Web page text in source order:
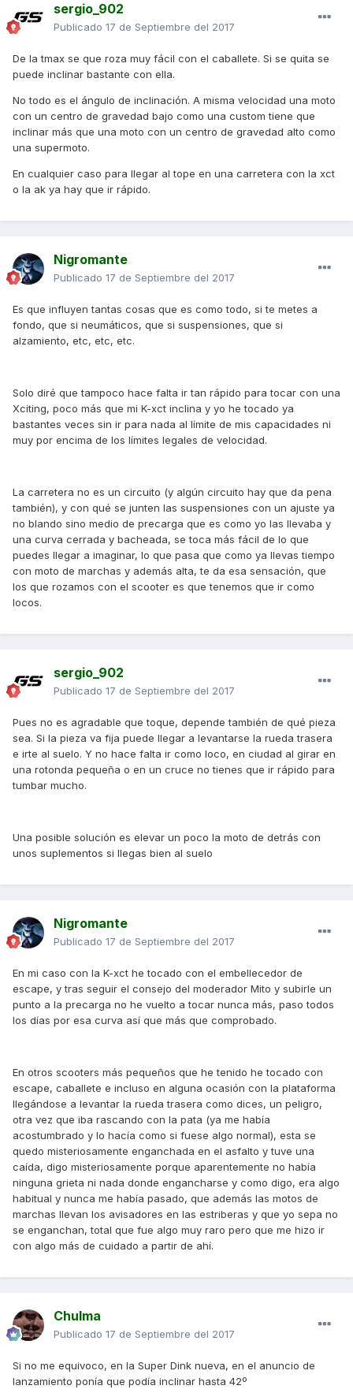
sergio_902
Publicado 17 de Septiembre del 2017
De la tmax se que roza muy fácil con el caballete. Si se quita se
puede inclinar bastante con ella.
No todo es el ángulo de inclinación. A misma velocidad una moto
con un centro de gravedad bajo como una custom tiene que
inclinar más que una moto con un centro de gravedad alto como
una supermoto.
En cualquier caso para llegar al tope en una carretera con la xct
o la ak ya hay que ir rápido.
Nigromante
Publicado 17 de Septiembre del 2017
Es que influyen tantas cosas que es como todo, si te metes a
fondo, que si neumáticos, que si suspensiones, que si
alzamiento, etc, etc, etc.
Solo diré que tampoco hace falta ir tan rápido para tocar con una
Xciting, poco más que mi K-xct inclina y yo he tocado ya
bastantes veces sin ir para nada al límite de mis capacidades ni
muy por encima de los límites legales de velocidad.
La carretera no es un circuito (y algún circuito hay que da pena
también), y con qué se junten las suspensiones con un ajuste ya
no blando sino medio de precarga que es como yo las llevaba y
una curva cerrada y bacheada, se toca más fácil de lo que
puedes llegar a imaginar, lo que pasa que como ya llevas tiempo
con moto de marchas y además alta, te da esa sensación, que
los que rozamos con el scooter es que tenemos que ir como
locos.
sergio_902
Publicado 17 de Septiembre del 2017
Pues no es agradable que toque, depende también de qué pieza
sea. Si la pieza va fija puede llegar a levantarse la rueda trasera
e irte al suelo. Y no hace falta ir como loco, en ciudad al girar en
una rotonda pequeña o en un cruce no tienes que ir rápido para
tumbar mucho.
Una posible solución es elevar un poco la moto de detrás con
unos suplementos si llegas bien al suelo
Nigromante
Publicado 17 de Septiembre del 2017
En mi caso con la K-xct he tocado con el embellecedor de
escape, y tras seguir el consejo del moderador Mito y subirle un
punto a la precarga no he vuelto a tocar nunca más, paso todos
los días por esa curva así que más que comprobado.
En otros scooters más pequeños que he tenido he tocado con
escape, caballete e incluso en alguna ocasión con la plataforma
llegándose a levantar la rueda trasera como dices, un peligro,
otra vez que iba rascando con la pata (ya me había
acostumbrado y lo hacía como si fuese algo normal), esta se
quedo misteriosamente enganchada en el asfalto y tuve una
caída, digo misteriosamente porque aparentemente no había
ninguna grieta ni nada donde engancharse y como digo, era algo
habitual y nunca me había pasado, que además las motos de
marchas llevan los avisadores en las estriberas y que yo sepa no
se enganchan, total que fue algo muy raro pero que me hizo ir
con algo más de cuidado a partir de ahí.
Chulma
Publicado 17 de Septiembre del 2017
Si no me equivoco, en la Super Dink nueva, en el anuncio de
lanzamiento ponía que podía inclinar hasta 42º